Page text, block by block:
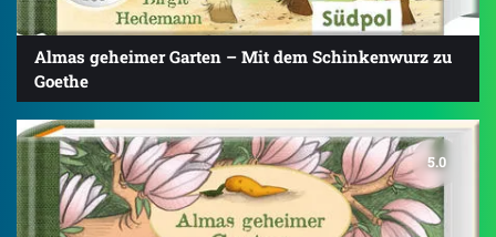
Almas geheimer Garten – Mit dem Schinkenwurz zu
Goethe
5.0